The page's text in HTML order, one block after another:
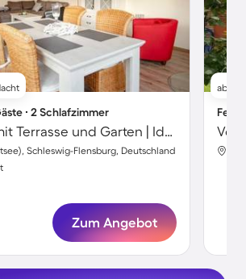
∙ 2 Schlafzimmer
Ferienhaus mit Terrasse und Garten | Ideal für Homeoffice
Schleswig-Flensburg, Deutschland
Zum Angebot
ab